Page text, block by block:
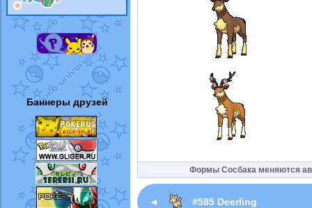
Баннеры друзей
Формы Сосбака меняются
◄ #585 Deerling